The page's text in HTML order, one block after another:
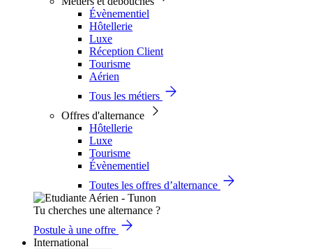
Évènementiel
Hôtellerie
Luxe
Réception Client
Tourisme
Aérien
Tous les métiers
Offres d'alternance
Hôtellerie
Luxe
Tourisme
Évènementiel
Toutes les offres d’alternance
Tu cherches une alternance ?
Postule à une offre
International